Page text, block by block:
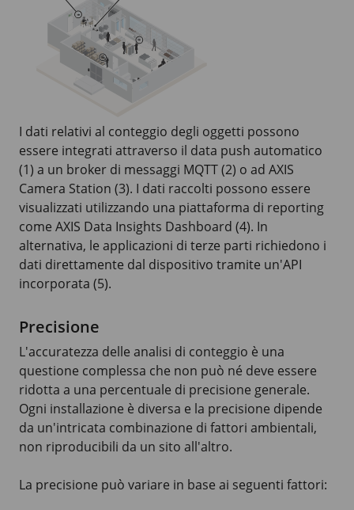
I dati relativi al conteggio degli oggetti possono
essere integrati attraverso il data push automatico
(1) a un broker di messaggi MQTT (2) o ad AXIS
Camera Station (3). I dati raccolti possono essere
visualizzati utilizzando una piattaforma di reporting
come AXIS Data Insights Dashboard (4). In
alternativa, le applicazioni di terze parti richiedono i
dati direttamente dal dispositivo tramite un'API
incorporata (5).
Precisione
L'accuratezza delle analisi di conteggio è una
questione complessa che non può né deve essere
ridotta a una percentuale di precisione generale.
Ogni installazione è diversa e la precisione dipende
da un'intricata combinazione di fattori ambientali,
non riproducibili da un sito all'altro.
La precisione può variare in base ai seguenti fattori: